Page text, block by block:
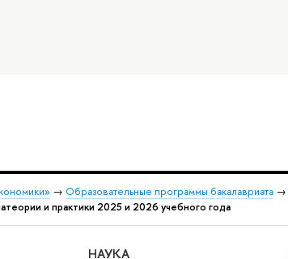
→ Образовательные программы бакалавриата→
и практики 2025 и 2026 учебного года
НАУКА